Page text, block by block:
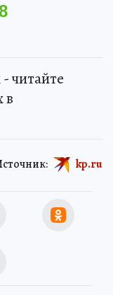
читайте
в
kp.ru